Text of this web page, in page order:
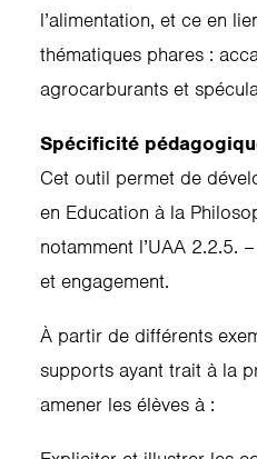
l’alimentation, et ce en
thématiques phares :
agrocarburants et
Spécificité
Cet outil permet de
en Education à la
notamment l’UAA 2.2.5.
et engagement.
À partir de différents
supports ayant trait à la
amener les élèves à :